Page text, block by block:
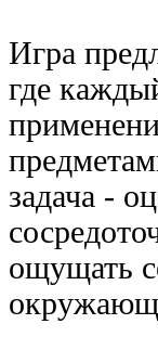
Игра
где
задача -
ощущать